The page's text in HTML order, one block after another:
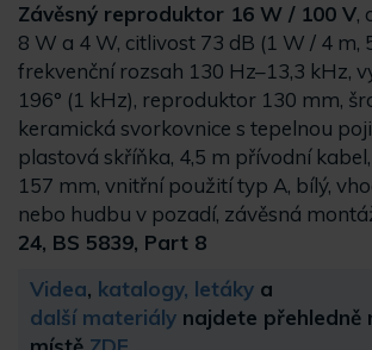
Závěsný reproduktor 16 W / 100 V,
8 W a 4 W, citlivost 73 dB (1 W / 4 m,
frekvenční rozsah 130 Hz–13,3 kHz,
196° (1 kHz), reproduktor 130 mm,
keramická svorkovnice s tepelnou
plastová skříňka, 4,5 m přívodní
157 mm, vnitřní použití typ A, bílý,
nebo hudbu v pozadí, závěsná
24, BS 5839, Part 8
Videa, katalogy, letáky a
další materiály najdete přehledně